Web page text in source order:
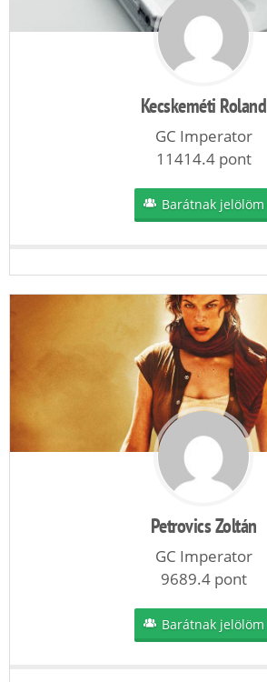
Kecskeméti Roland
GC Imperator
11414.4 pont
Barátnak jelölöm
Petrovics Zoltán
GC Imperator
9689.4 pont
Barátnak jelölöm